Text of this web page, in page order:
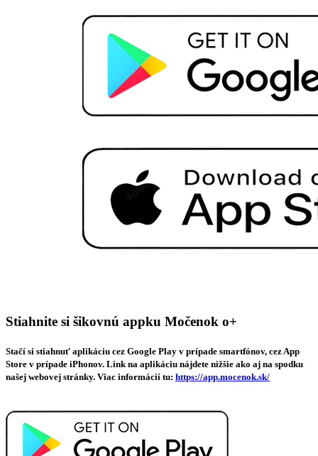
Stiahnite si šikovnú appku Močenok o+
Stačí si stiahnuť aplikáciu cez Google Play v prípade smartfónov, cez App
Store v prípade iPhonov. Link na aplikáciu nájdete nižšie ako aj na spodku
našej webovej stránky. Viac informácií tu: https://app.mocenok.sk/